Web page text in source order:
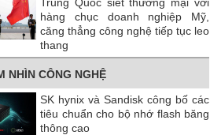
hàng chục doanh nghiệp Mỹ,
căng thẳng công nghệ tiếp tục leo
thang
NHÌN CÔNG NGHỆ
SK hynix và Sandisk công bố các
tiêu chuẩn cho bộ nhớ flash băng
thông cao